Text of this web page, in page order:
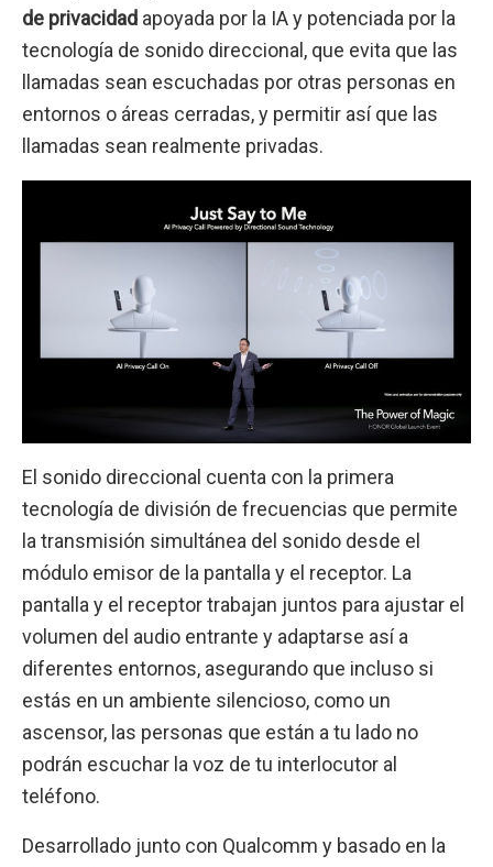
de privacidad apoyada por la IA y potenciada por la
tecnología de sonido direccional, que evita que las
llamadas sean escuchadas por otras personas en
entornos o áreas cerradas, y permitir así que las
llamadas sean realmente privadas.
El sonido direccional cuenta con la primera
tecnología de división de frecuencias que permite
la transmisión simultánea del sonido desde el
módulo emisor de la pantalla y el receptor. La
pantalla y el receptor trabajan juntos para ajustar el
volumen del audio entrante y adaptarse así a
diferentes entornos, asegurando que incluso si
estás en un ambiente silencioso, como un
ascensor, las personas que están a tu lado no
podrán escuchar la voz de tu interlocutor al
teléfono.
Desarrollado junto con Qualcomm y basado en la